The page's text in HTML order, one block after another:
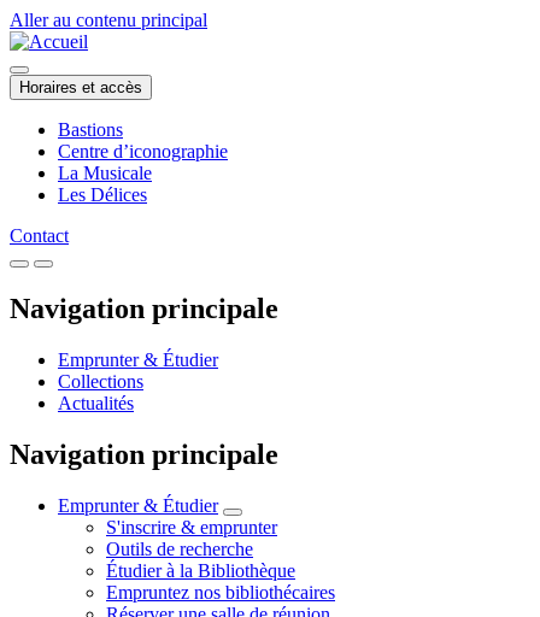
Aller au contenu principal
Horaires et accès
Bastions
Centre d’iconographie
La Musicale
Les Délices
Contact
Navigation principale
Emprunter & Étudier
Collections
Actualités
Navigation principale
Emprunter & Étudier
S'inscrire & emprunter
Outils de recherche
Étudier à la Bibliothèque
Empruntez nos bibliothécaires